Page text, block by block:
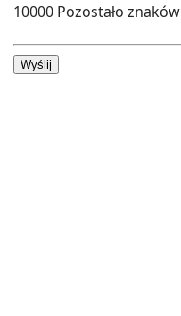
10000 Pozostało znaków
Wyślij